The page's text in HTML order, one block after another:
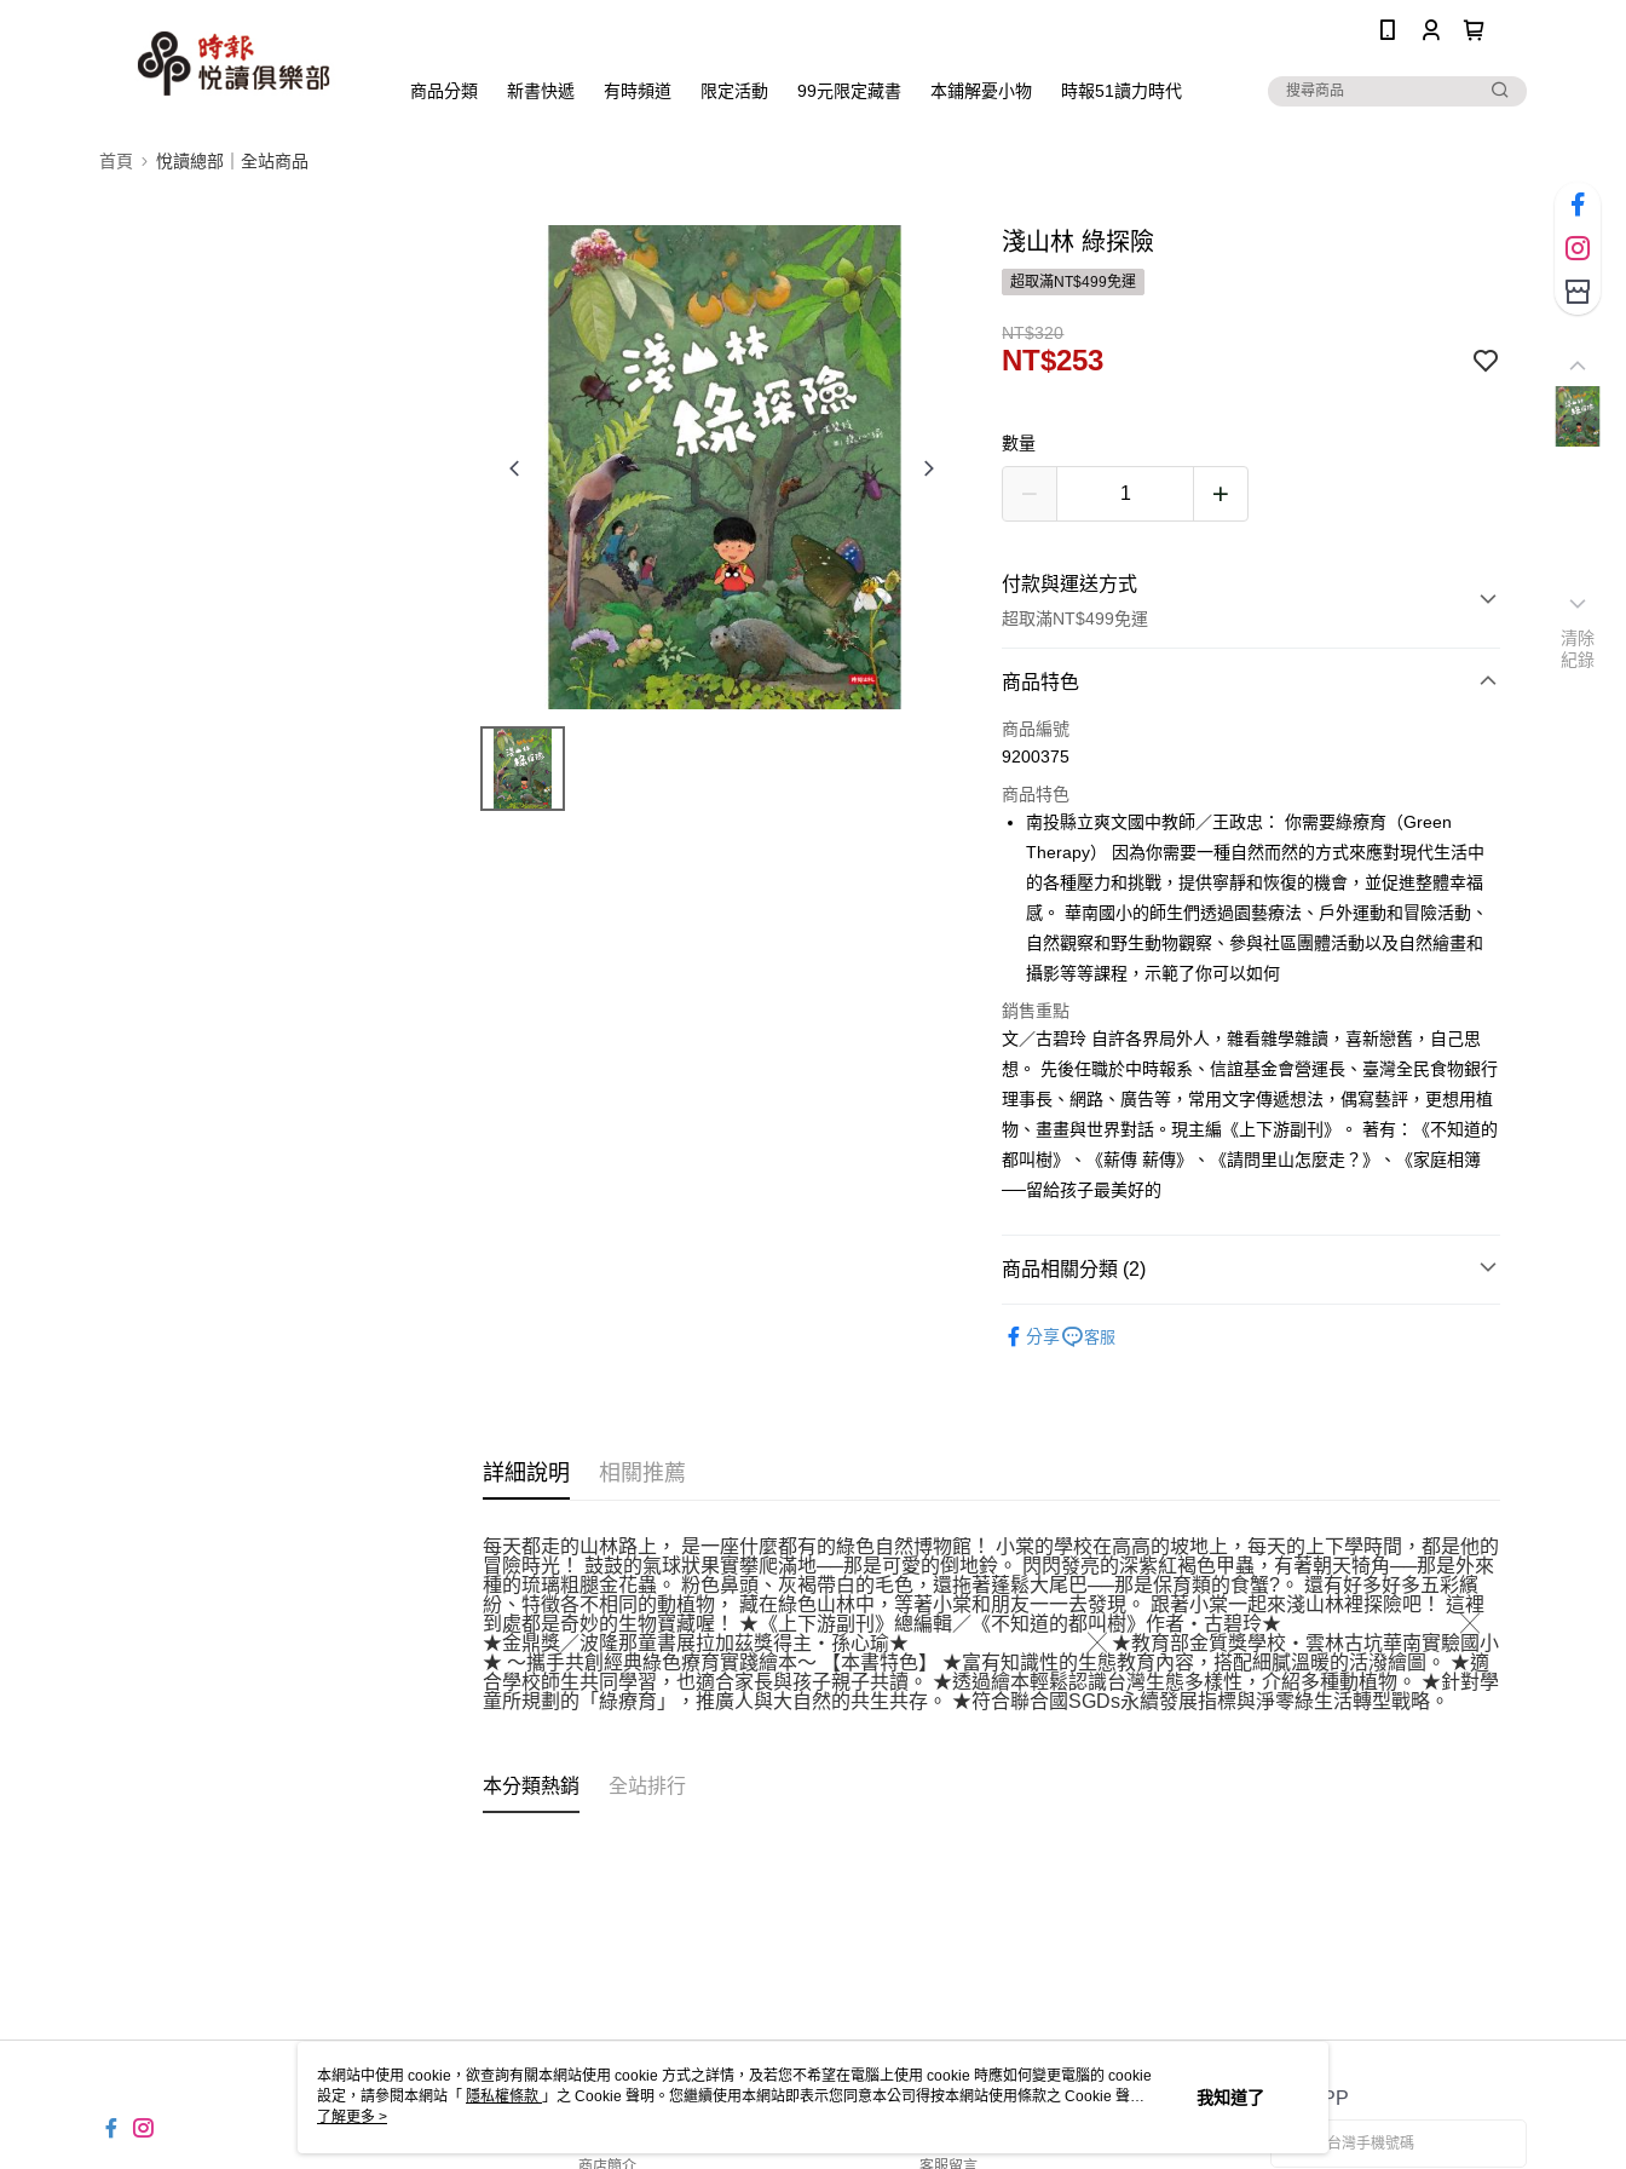
商品分類 新書快遞 有時頻道 限定活動 99元限定藏書 本鋪解憂小物 時報51讀力時代
首頁 悅讀總部｜全站商品
淺山林 綠探險
超取滿NT$499免運
NT$320
NT$253
數量
付款與運送方式
超取滿NT$499免運
付款方式
信用卡一次付款
運送方式
付款後全家取貨
每筆NT$60，滿NT$499(含以上)免運費
付款後7-11取貨
每筆NT$60，滿NT$499(含以上)免運費
宅配
每筆NT$100，滿NT$499(含以上)免運費
商品特色
商品編號
9200375
商品特色
南投縣立爽文國中教師／王政忠： 你需要綠療育（Green
Therapy） 因為你需要一種自然而然的方式來應對現代生活中
的各種壓力和挑戰，提供寧靜和恢復的機會，並促進整體幸福
感。 華南國小的師生們透過園藝療法、戶外運動和冒險活動、
自然觀察和野生動物觀察、參與社區團體活動以及自然繪畫和
攝影等等課程，示範了你可以如何
銷售重點
文／古碧玲 自許各界局外人，雜看雜學雜讀，喜新戀舊，自己思
想。 先後任職於中時報系、信誼基金會營運長、臺灣全民食物銀行
理事長、網路、廣告等，常用文字傳遞想法，偶寫藝評，更想用植
物、畫畫與世界對話。現主編《上下游副刊》。 著有：《不知道的
都叫樹》、《薪傳 薪傳》、《請問里山怎麼走？》、《家庭相簿
──留給孩子最美好的
商品相關分類 (2)
分享 客服
詳細說明 相關推薦
每天都走的山林路上， 是一座什麼都有的綠色自然博物館！ 小棠的學校在高高的坡地上，每天的上下學時間，都是他的
冒險時光！ 鼓鼓的氣球狀果實攀爬滿地──那是可愛的倒地鈴。 閃閃發亮的深紫紅褐色甲蟲，有著朝天犄角──那是外來
種的琉璃粗腿金花蟲。 粉色鼻頭、灰褐帶白的毛色，還拖著蓬鬆大尾巴──那是保育類的食蟹?。 還有好多好多五彩繽
紛、特徵各不相同的動植物， 藏在綠色山林中，等著小棠和朋友一一去發現。 跟著小棠一起來淺山林裡探險吧！ 這裡
到處都是奇妙的生物寶藏喔！ ★《上下游副刊》總編輯／《不知道的都叫樹》作者‧古碧玲★ ╳
★金鼎獎／波隆那童書展拉加茲獎得主‧孫心瑜★ ╳ ★教育部金質獎學校‧雲林古坑華南實驗國小
★ ～攜手共創經典綠色療育實踐繪本～ 【本書特色】 ★富有知識性的生態教育內容，搭配細膩溫暖的活潑繪圖。 ★適
合學校師生共同學習，也適合家長與孩子親子共讀。 ★透過繪本輕鬆認識台灣生態多樣性，介紹多種動植物。 ★針對學
童所規劃的「綠療育」，推廣人與大自然的共生共存。 ★符合聯合國SGDs永續發展指標與淨零綠生活轉型戰略。
本分類熱銷 全站排行
關於我們 客服資訊 官方APP
清除
紀錄
本網站中使用 cookie，欲查詢有關本網站使用 cookie 方式之詳情，及若您不希望在電腦上使用 cookie 時應如何變更電腦的 cookie
設定，請參閱本網站「 隱私權條款 」之 Cookie 聲明。您繼續使用本網站即表示您同意本公司得按本網站使用條款之 Cookie 聲明
使用 cookie。
了解更多 >
我知道了